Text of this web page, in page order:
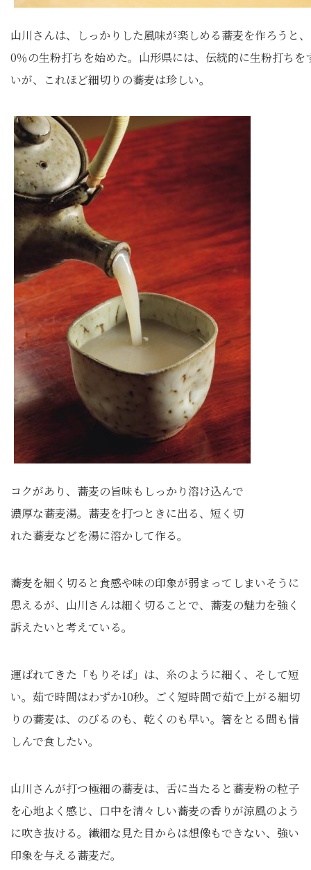
山川さんは、しっかりした風味が楽しめる蕎麦を作ろうと
0％の生粉打ちを始めた。山形県には、伝統的に生粉打ちを
いが、これほど細切りの蕎麦は珍しい。
コクがあり、蕎麦の旨味もしっかり溶け込んで
濃厚な蕎麦湯。蕎麦を打つときに出る、短く切
れた蕎麦などを湯に溶かして作る。
蕎麦を細く切ると食感や味の印象が弱まってしまいそうに
思えるが、山川さんは細く切ることで、蕎麦の魅力を強く
訴えたいと考えている。
運ばれてきた「もりそば」は、糸のように細く、そして短
い。茹で時間はわずか10秒。ごく短時間で茹で上がる細切
りの蕎麦は、のびるのも、乾くのも早い。箸をとる間も惜
しんで食したい。
山川さんが打つ極細の蕎麦は、舌に当たると蕎麦粉の粒子
を心地よく感じ、口中を清々しい蕎麦の香りが涼風のよう
に吹き抜ける。繊細な見た目からは想像もできない、強い
印象を与える蕎麦だ。